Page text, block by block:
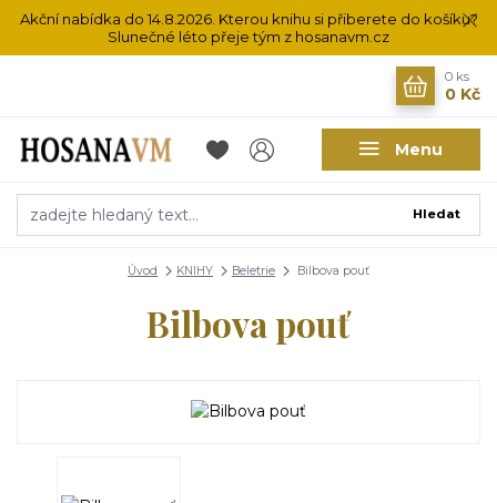
Akční nabídka do 14.8.2026. Kterou knihu si přiberete do košíku?
Slunečné léto přeje tým z hosanavm.cz
Menu
Hledat
0 ks
0 Kč
Úvod KNIHY Beletrie Bilbova pouť
Bilbova pouť